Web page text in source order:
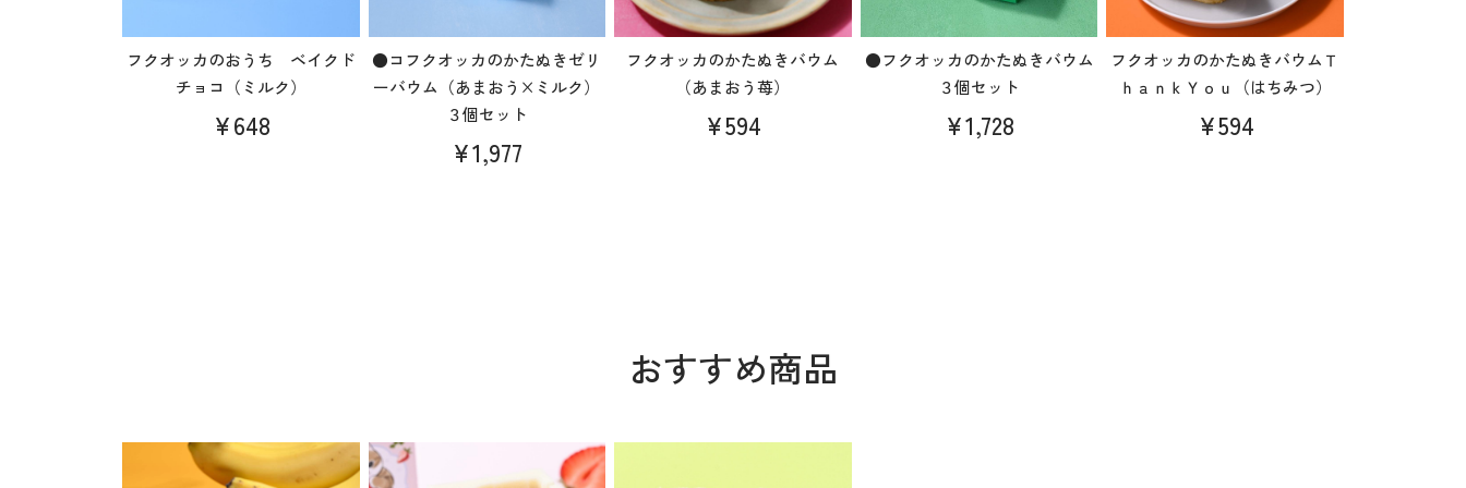
フクオッカのおうち ベイクド
チョコ（ミルク）
¥648
●コフクオッカのかたぬきゼリ
ーバウム（あまおう×ミルク）
３個セット
¥1,977
フクオッカのかたぬきバウム
（あまおう苺）
¥594
●フクオッカのかたぬきバウム
３個セット
¥1,728
フクオッカのかたぬきバウムＴ
ｈａｎｋＹｏｕ（はちみつ）
¥594
おすすめ商品